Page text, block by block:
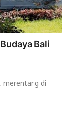
Bali
merentang di